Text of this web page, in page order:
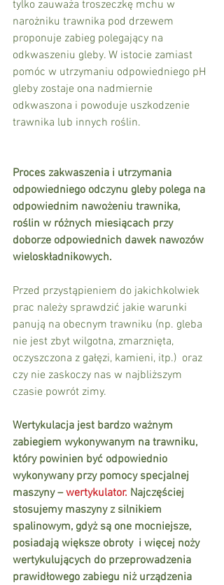
tylko zauważa troszeczkę mchu w
narożniku trawnika pod drzewem
proponuje zabieg polegający na
odkwaszeniu gleby. W istocie zamiast
pomóc w utrzymaniu odpowiedniego pH
gleby zostaje ona nadmiernie
odkwaszona i powoduje uszkodzenie
trawnika lub innych roślin.
Proces zakwaszenia i utrzymania
odpowiedniego odczynu gleby polega na
odpowiednim nawożeniu trawnika,
roślin w różnych miesiącach przy
doborze odpowiednich dawek nawozów
wieloskładnikowych.
Przed przystąpieniem do jakichkolwiek
prac należy sprawdzić jakie warunki
panują na obecnym trawniku (np. gleba
nie jest zbyt wilgotna, zmarznięta,
oczyszczona z gałęzi, kamieni, itp.)  oraz
czy nie zaskoczy nas w najbliższym
czasie powrót zimy.
Wertykulacja jest bardzo ważnym
zabiegiem wykonywanym na trawniku,
który powinien być odpowiednio
wykonywany przy pomocy specjalnej
maszyny – wertykulator. Najczęściej
stosujemy maszyny z silnikiem
spalinowym, gdyż są one mocniejsze,
posiadają większe obroty  i więcej noży
wertykulujących do przeprowadzenia
prawidłowego zabiegu niż urządzenia